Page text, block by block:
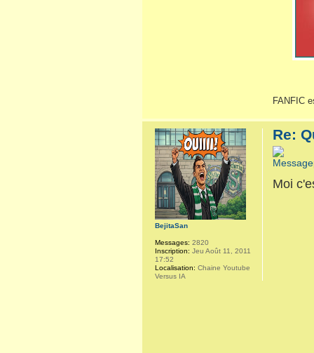
FANFIC
Re:
Moi
BejitaSan
Messages: 2820
Inscription: Jeu Août 11, 2011
17:52
Localisation: Chaine Youtube
Versus IA